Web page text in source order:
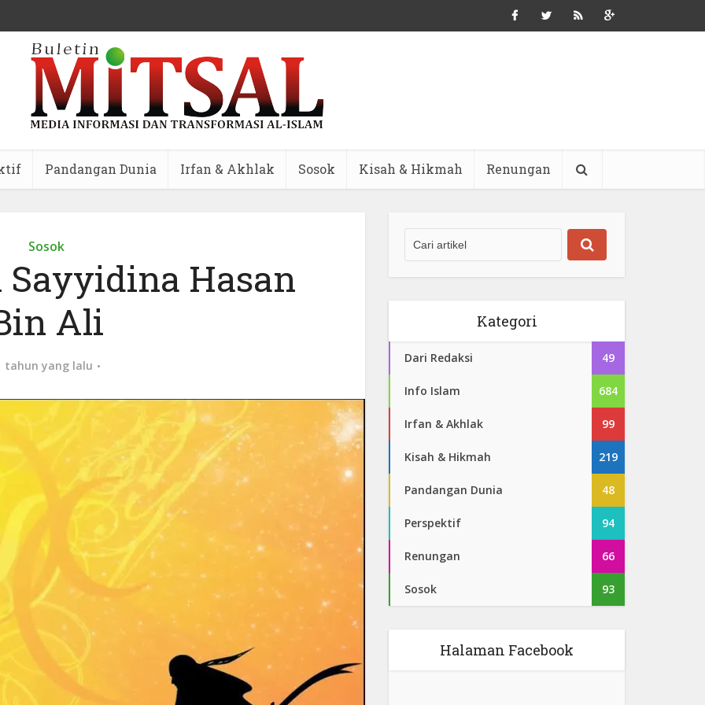
Pandangan Dunia Irfan & Akhlak Sosok Kisah & Hikmah Renungan
Sosok
Hasan
Ali
tahun yang lalu
Kategori
Dari Redaksi 49
Info Islam 684
Irfan & Akhlak 99
Kisah & Hikmah 219
Pandangan Dunia 48
Perspektif 94
Renungan 66
Sosok 93
Halaman Facebook